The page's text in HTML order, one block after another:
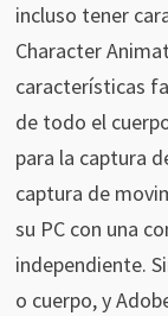
incluso tener
Character
características
de todo el
para la captura
captura de
su PC con una
independiente.
o cuerpo, y